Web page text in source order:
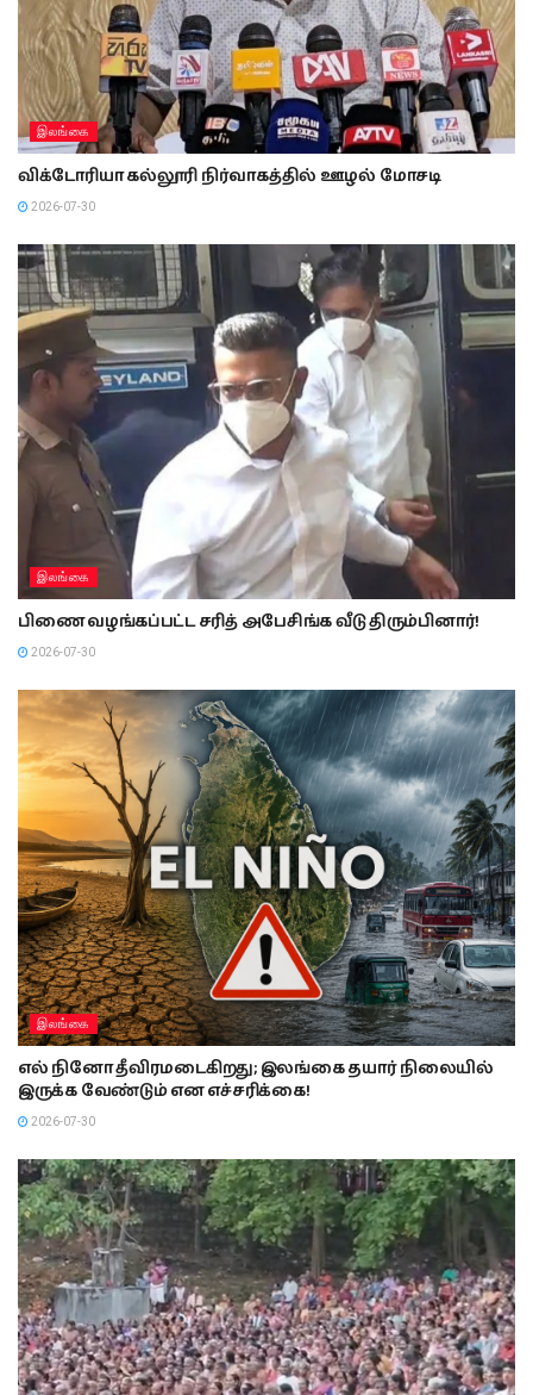
இலங்கை
விக்டோரியா கல்லூரி நிர்வாகத்தில் ஊழல் மோசடி
2026-07-30
இலங்கை
பிணை வழங்கப்பட்ட சரித் அபேசிங்க வீடு திரும்பினார்!
2026-07-30
இலங்கை
எல் நினோ தீவிரமடைகிறது; இலங்கை தயார் நிலையில்
இருக்க வேண்டும் என எச்சரிக்கை!
2026-07-30